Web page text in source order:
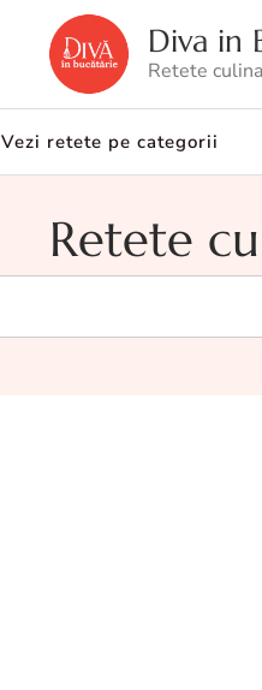
Diva in
Retete
Vezi retete pe categorii
Retete